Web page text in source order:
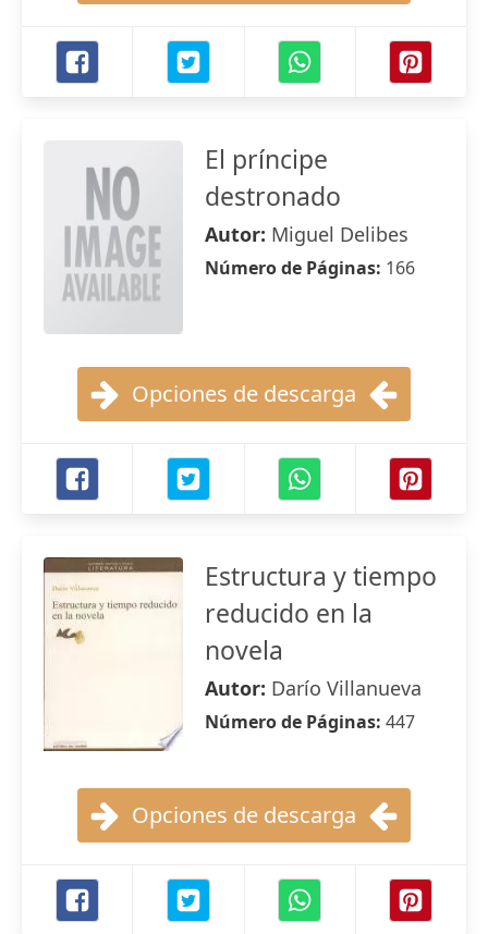
El príncipe
destronado
Autor: Miguel Delibes
Número de Páginas: 166
Opciones de descarga
Estructura y tiempo
reducido en la
novela
Autor: Darío Villanueva
Número de Páginas: 447
Opciones de descarga